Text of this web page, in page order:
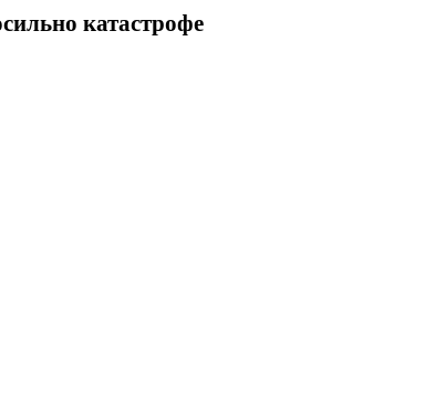
катастрофе